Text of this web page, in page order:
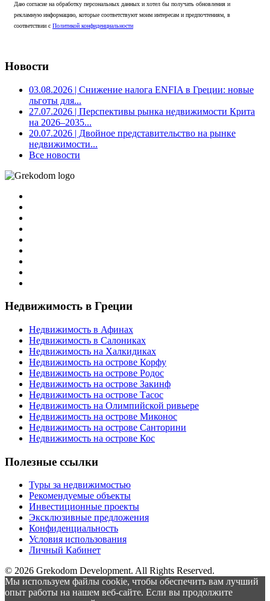
Даю согласие на обработку персональных данных и хотел бы получать обновления и
рекламную информацию, которые соответствуют моим интересам и предпочтениям, в
соответствии с Политикой конфиденциальности
Новости
03.08.2026 | Снижение налога ENFIA в Греции: новые
льготы для...
27.07.2026 | Перспективы рынка недвижимости Крита
на 2026–2035...
20.07.2026 | Двойное представительство на рынке
недвижимости...
Все новости
Недвижимость в Греции
Недвижимость в Афинах
Недвижимость в Салониках
Недвижимость на Халкидиках
Недвижимость на острове Корфу
Недвижимость на острове Родос
Недвижимость на острове Закинф
Недвижимость на острове Тасос
Недвижимость на Олимпийской ривьере
Недвижимость на острове Миконос
Недвижимость на острове Санторини
Недвижимость на острове Кос
Полезные ссылки
Туры за недвижимостью
Рекомендуемые объекты
Инвестиционные проекты
Эксклюзивные предложения
Конфиденциальность
Условия использования
Личный Кабинет
© 2026 Grekodom Development. All Rights Reserved.
Мы используем файлы cookie, чтобы обеспечить вам лучший
опыт работы на нашем веб-сайте. Если вы продолжите